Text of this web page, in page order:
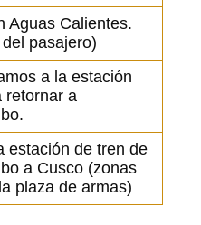
Aguas Calientes.
pasajero)
a la estación
retornar a
estación de tren de
a Cusco (zonas
plaza de armas)